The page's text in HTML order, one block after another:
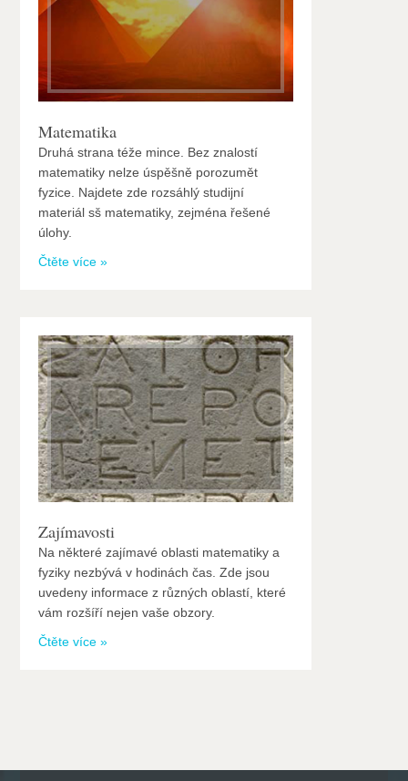
Matematika
Druhá strana téže mince. Bez znalostí
matematiky nelze úspěšně porozumět
fyzice. Najdete zde rozsáhlý studijní
materiál sš matematiky, zejména řešené
úlohy.
Čtěte více »
Zajímavosti
Na některé zajímavé oblasti matematiky a
fyziky nezbývá v hodinách čas. Zde jsou
uvedeny informace z různých oblastí, které
vám rozšíří nejen vaše obzory.
Čtěte více »